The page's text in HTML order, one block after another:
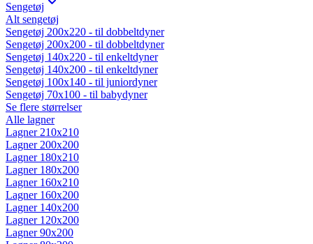
Sengetøj
Alt sengetøj
Sengetøj 200x220 - til dobbeltdyner
Sengetøj 200x200 - til dobbeltdyner
Sengetøj 140x220 - til enkeltdyner
Sengetøj 140x200 - til enkeltdyner
Sengetøj 100x140 - til juniordyner
Sengetøj 70x100 - til babydyner
Se flere størrelser
Alle lagner
Lagner 210x210
Lagner 200x200
Lagner 180x210
Lagner 180x200
Lagner 160x210
Lagner 160x200
Lagner 140x200
Lagner 120x200
Lagner 90x200